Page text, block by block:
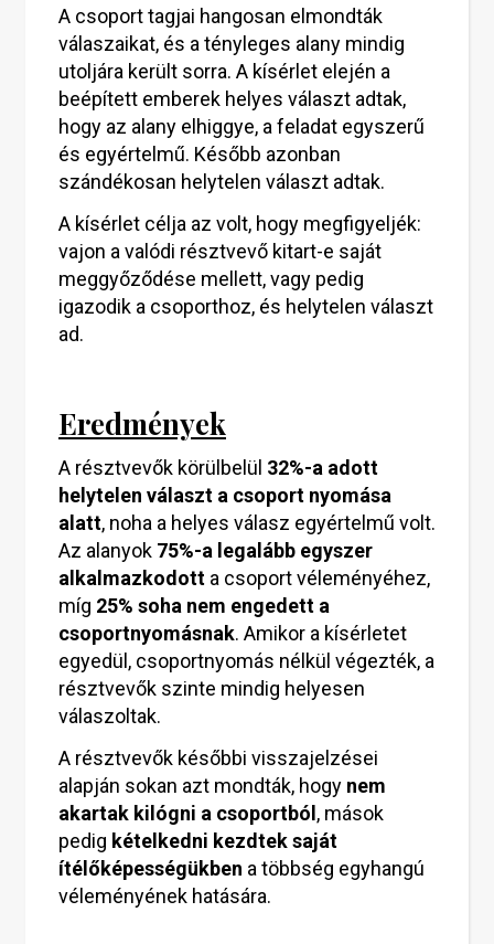
A csoport tagjai hangosan elmondták
válaszaikat, és a tényleges alany mindig
utoljára került sorra. A kísérlet elején a
beépített emberek helyes választ adtak,
hogy az alany elhiggye, a feladat egyszerű
és egyértelmű. Később azonban
szándékosan helytelen választ adtak.
A kísérlet célja az volt, hogy megfigyeljék:
vajon a valódi résztvevő kitart-e saját
meggyőződése mellett, vagy pedig
igazodik a csoporthoz, és helytelen választ
ad.
Eredmények
A résztvevők körülbelül 32%-a adott
helytelen választ a csoport nyomása
alatt, noha a helyes válasz egyértelmű volt.
Az alanyok 75%-a legalább egyszer
alkalmazkodott a csoport véleményéhez,
míg 25% soha nem engedett a
csoportnyomásnak. Amikor a kísérletet
egyedül, csoportnyomás nélkül végezték, a
résztvevők szinte mindig helyesen
válaszoltak.
A résztvevők későbbi visszajelzései
alapján sokan azt mondták, hogy nem
akartak kilógni a csoportból, mások
pedig kételkedni kezdtek saját
ítélőképességükben a többség egyhangú
véleményének hatására.